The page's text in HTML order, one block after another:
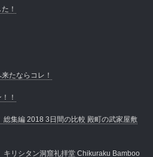
！
たならコレ！
！
総集編 2018 3日間の比較 殿町の武家屋敷
キリシタン洞窟礼拝堂 Chikuraku Bamboo